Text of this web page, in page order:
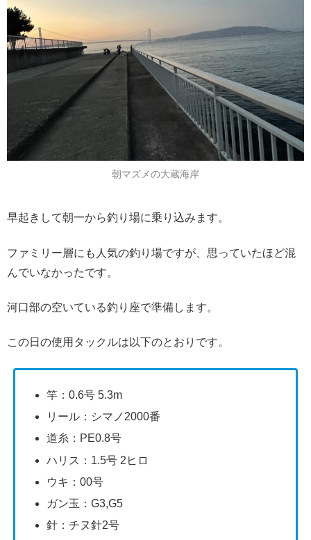
朝マズメの大蔵海岸
早起きして朝一から釣り場に乗り込みます。
ファミリー層にも人気の釣り場ですが、思っていたほど混
んでいなかったです。
河口部の空いている釣り座で準備します。
この日の使用タックルは以下のとおりです。
竿：0.6号 5.3m
リール：シマノ2000番
道糸：PE0.8号
ハリス：1.5号 2ヒロ
ウキ：00号
ガン玉：G3,G5
針：チヌ針2号